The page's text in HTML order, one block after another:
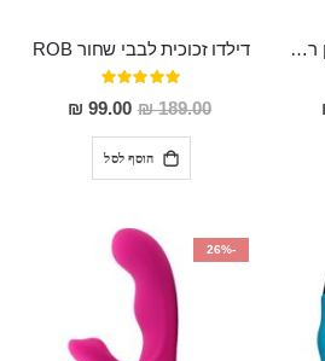
פלאג אנאלי רוטט מסיליקון רפואי "Ainia" דילדו זכוכית לבבי שחור ROB
דירוג:
100%
189.00 ₪
מחיר
מבצע
99.00 ₪
הוסף לסל
-26%